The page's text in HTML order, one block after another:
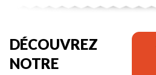
DÉCOUVREZ
NOTRE